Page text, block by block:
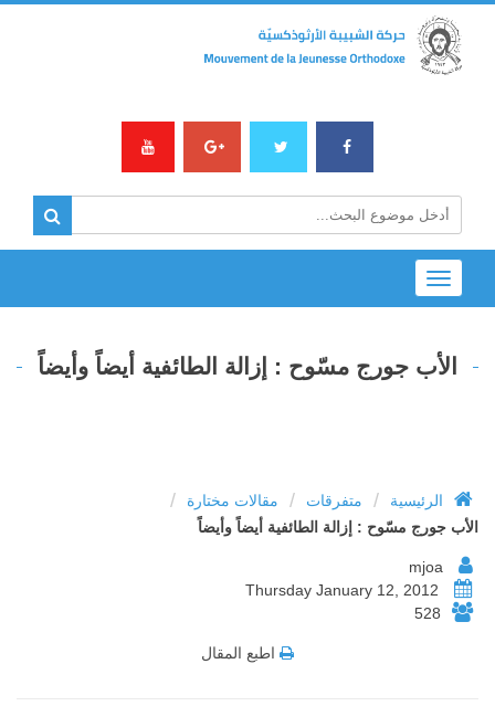
Toggle
navigation
الأب جورج مسّوح : إزالة الطائفية أيضاً وأيضاً
الرئيسية / متفرقات / مقالات مختارة /
الأب جورج مسّوح : إزالة الطائفية أيضاً وأيضاً
528
اطبع المقال